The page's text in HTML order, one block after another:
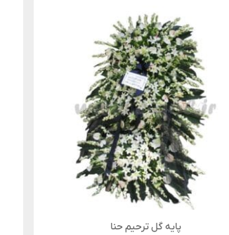
پایه گل ترحیم حنا